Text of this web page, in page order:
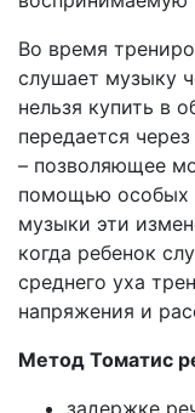
Во время
слушает музыку
нельзя купить в
передается
– позволяющее
помощью особых
музыки эти
когда ребенок
среднего уха
напряжения и
Метод Томатис
задержке